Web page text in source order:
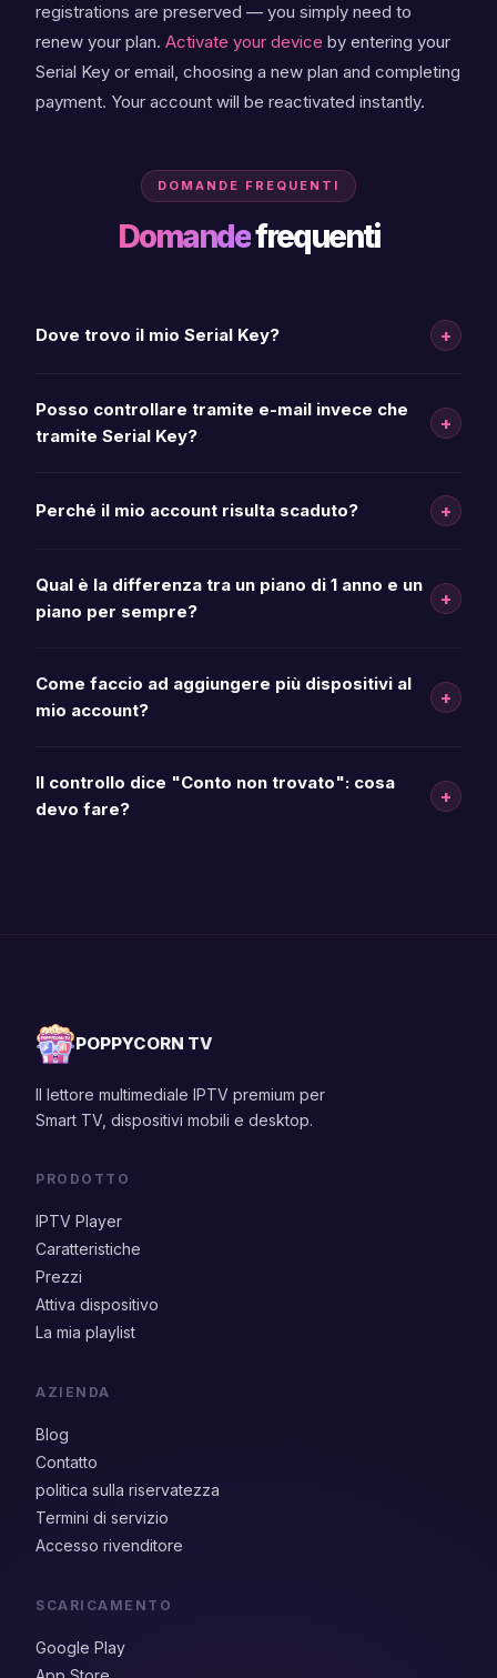
registrations are preserved — you simply need to
renew your plan. Activate your device by entering your
Serial Key or email, choosing a new plan and completing
payment. Your account will be reactivated instantly.
DOMANDE FREQUENTI
Domandefrequenti
Dove trovo il mio Serial Key? +
Posso controllare tramite e-mail invece che
tramite Serial Key?
+
Perché il mio account risulta scaduto? +
Qual è la differenza tra un piano di 1 anno e un
piano per sempre?
+
Come faccio ad aggiungere più dispositivi al
mio account?
+
Il controllo dice "Conto non trovato": cosa
devo fare?
+
POPPYCORN TV
Il lettore multimediale IPTV premium per
Smart TV, dispositivi mobili e desktop.
PRODOTTO
IPTV Player
Caratteristiche
Prezzi
Attiva dispositivo
La mia playlist
AZIENDA
Blog
Contatto
politica sulla riservatezza
Termini di servizio
Accesso rivenditore
SCARICAMENTO
Google Play